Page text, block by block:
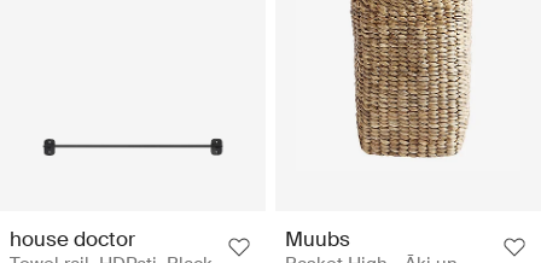
house doctor Muubs